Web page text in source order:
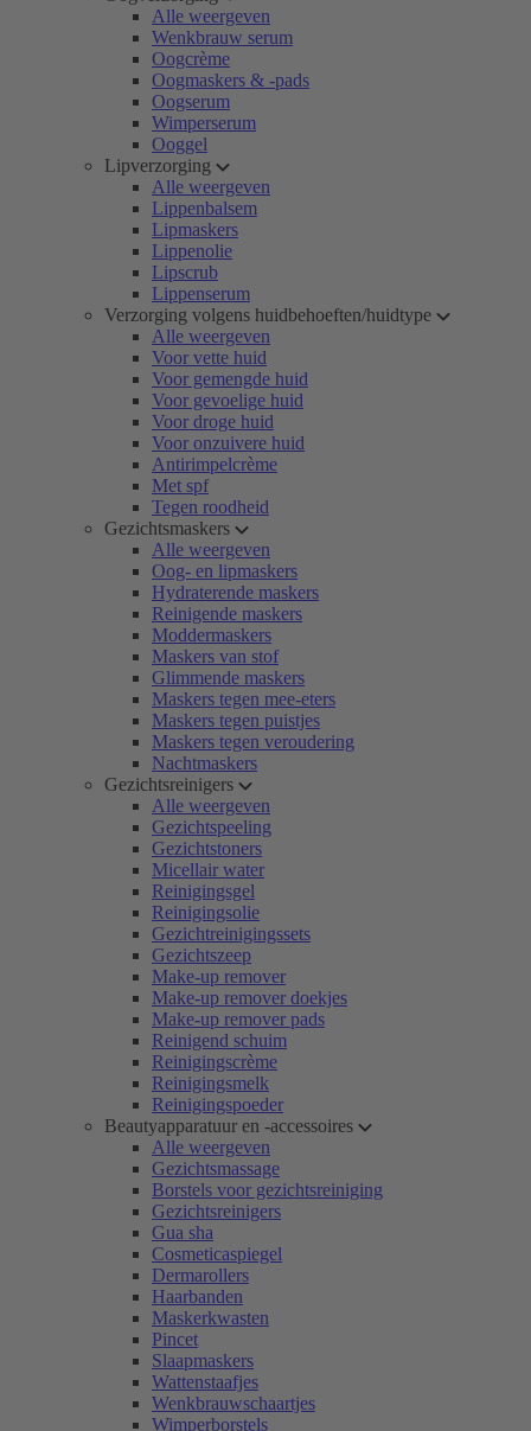
Alle weergeven
Wenkbrauw serum
Oogcrème
Oogmaskers & -pads
Oogserum
Wimperserum
Ooggel
Lipverzorging
Alle weergeven
Lippenbalsem
Lipmaskers
Lippenolie
Lipscrub
Lippenserum
Verzorging volgens huidbehoeften/huidtype
Alle weergeven
Voor vette huid
Voor gemengde huid
Voor gevoelige huid
Voor droge huid
Voor onzuivere huid
Antirimpelcrème
Met spf
Tegen roodheid
Gezichtsmaskers
Alle weergeven
Oog- en lipmaskers
Hydraterende maskers
Reinigende maskers
Moddermaskers
Maskers van stof
Glimmende maskers
Maskers tegen mee-eters
Maskers tegen puistjes
Maskers tegen veroudering
Nachtmaskers
Gezichtsreinigers
Alle weergeven
Gezichtspeeling
Gezichtstoners
Micellair water
Reinigingsgel
Reinigingsolie
Gezichtreinigingssets
Gezichtszeep
Make-up remover
Make-up remover doekjes
Make-up remover pads
Reinigend schuim
Reinigingscrème
Reinigingsmelk
Reinigingspoeder
Beautyapparatuur en -accessoires
Alle weergeven
Gezichtsmassage
Borstels voor gezichtsreiniging
Gezichtsreinigers
Gua sha
Cosmeticaspiegel
Dermarollers
Haarbanden
Maskerkwasten
Pincet
Slaapmaskers
Wattenstaafjes
Wenkbrauwschaartjes
Wimperborstels